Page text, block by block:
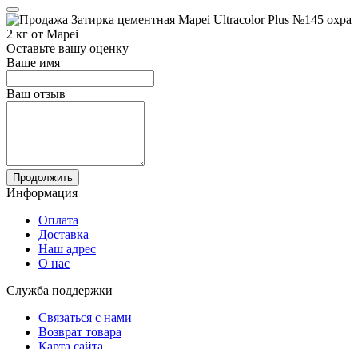
Оставьте вашу оценку
Ваше имя
Ваш отзыв
Продолжить
Информация
Оплата
Доставка
Наш адрес
О нас
Служба поддержки
Связаться с нами
Возврат товара
Карта сайта